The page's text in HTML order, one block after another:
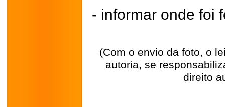
- informar onde foi
(Com o envio da foto, o
autoria, se
direito